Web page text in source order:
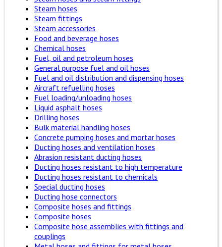
Steam hoses
Steam fittings
Steam accessories
Food and beverage hoses
Chemical hoses
Fuel, oil and petroleum hoses
General purpose fuel and oil hoses
Fuel and oil distribution and dispensing hoses
Aircraft refuelling hoses
Fuel loading/unloading hoses
Liquid asphalt hoses
Drilling hoses
Bulk material handling hoses
Concrete pumping hoses and mortar hoses
Ducting hoses and ventilation hoses
Abrasion resistant ducting hoses
Ducting hoses resistant to high temperature
Ducting hoses resistant to chemicals
Special ducting hoses
Ducting hose connectors
Composite hoses and fittings
Composite hoses
Composite hose assemblies with fittings and
couplings